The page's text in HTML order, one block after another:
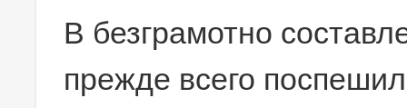
В безграмотно
прежде всего